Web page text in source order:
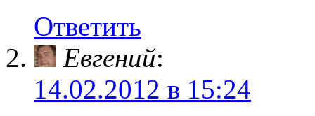
Ответить
Евгений:
14.02.2012 в 15:24